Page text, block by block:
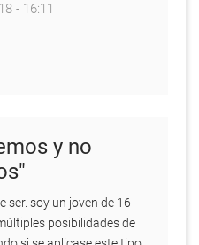
- 16:11
y no
ser. soy un joven de 16
posibilidades de